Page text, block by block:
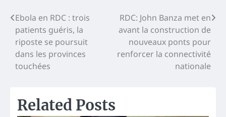
Navigation
de
l’article
Ebola en RDC : trois
patients guéris, la
riposte se poursuit
dans les provinces
touchées
RDC: John Banza met en
avant la construction de
nouveaux ponts pour
renforcer la connectivité
nationale
Related Posts